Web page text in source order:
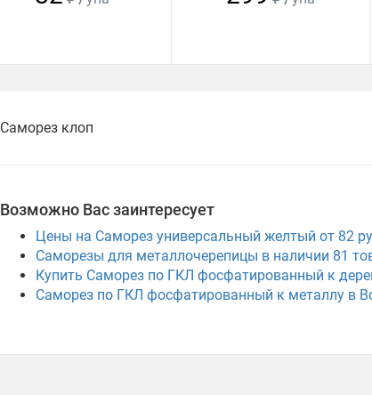
Саморез клоп
Возможно Вас заинтересует
Цены на Саморез универсальный желтый от 82
Саморезы для металлочерепицы в наличии 81
Купить Саморез по ГКЛ фосфатированный к
Саморез по ГКЛ фосфатированный к металлу в